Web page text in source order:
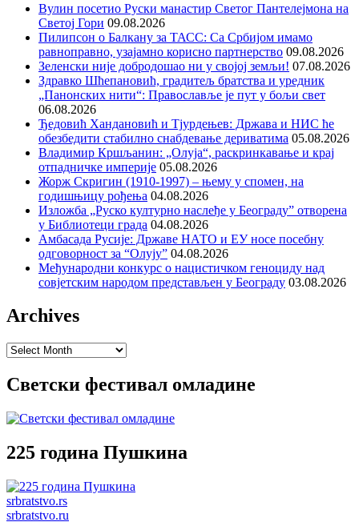
Вулин посетио Руски манастир Светог Пантелејмона на
Светој Гори 09.08.2026
Пилипсон о Балкану за ТАСС: Са Србијом имамо
равноправно, узајамно корисно партнерство 09.08.2026
Зеленски није добродошао ни у својој земљи! 07.08.2026
Здравко Шћепановић, градитељ братства и уредник
„Панонских нити“: Православље је пут у бољи свет
06.08.2026
Ђедовић Хандановић и Тјурдењев: Држава и НИС ће
обезбедити стабилно снабдевање дериватима 05.08.2026
Владимир Кршљанин: „Олуја“, раскринкавање и крај
отпадничке империје 05.08.2026
Жорж Скригин (1910-1997) – њему у спомен, на
годишњицу рођења 04.08.2026
Изложба „Руско културно наслеђе у Београду” отворена
у Библиотеци града 04.08.2026
Амбасада Русије: Државе НАТО и ЕУ носе посебну
одговорност за “Олују” 04.08.2026
Међународни конкурс о нацистичком геноциду над
совјетским народом представљен у Београду 03.08.2026
Archives
Archives
Светски фестивал омладине
225 година Пушкина
srbratstvo.rs
srbratstvo.ru